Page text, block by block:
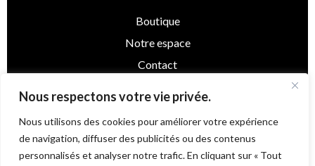
Nous respectons votre vie privée.
Nous utilisons des cookies pour améliorer votre expérience
de navigation, diffuser des publicités ou des contenus
personnalisés et analyser notre trafic. En cliquant sur « Tout
Boutique
Notre espace
Contact